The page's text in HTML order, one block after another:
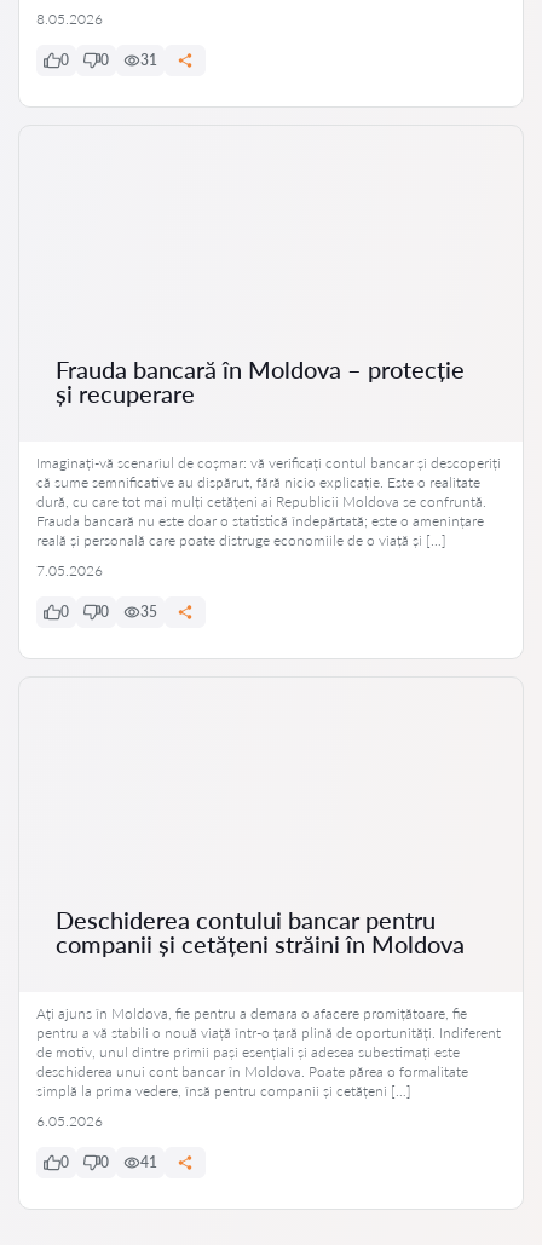
8.05.2026
0 0 31
Frauda bancară în Moldova – protecție
și recuperare
Imaginați-vă scenariul de coșmar: vă verificați contul bancar și descoperiți
că sume semnificative au dispărut, fără nicio explicație. Este o realitate
dură, cu care tot mai mulți cetățeni ai Republicii Moldova se confruntă.
Frauda bancară nu este doar o statistică îndepărtată; este o amenințare
reală și personală care poate distruge economiile de o viață și […]
7.05.2026
0 0 35
Deschiderea contului bancar pentru
companii și cetățeni străini în Moldova
Ați ajuns în Moldova, fie pentru a demara o afacere promițătoare, fie
pentru a vă stabili o nouă viață într-o țară plină de oportunități. Indiferent
de motiv, unul dintre primii pași esențiali și adesea subestimați este
deschiderea unui cont bancar în Moldova. Poate părea o formalitate
simplă la prima vedere, însă pentru companii și cetățeni […]
6.05.2026
0 0 41